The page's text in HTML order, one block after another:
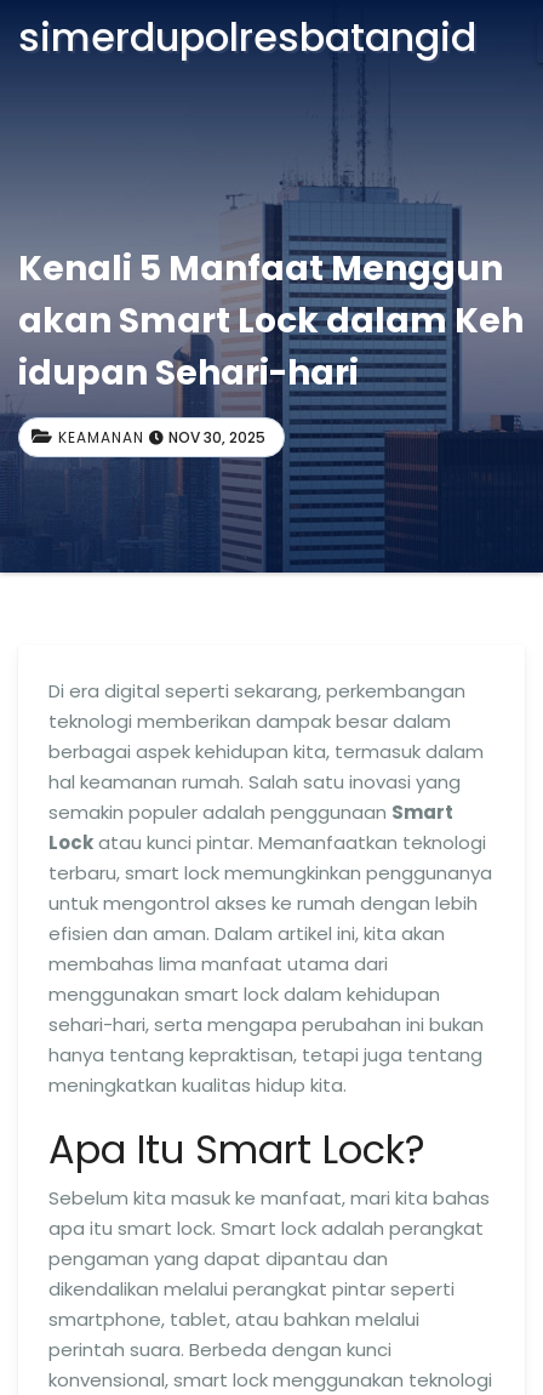
simerdupolresbatangid
Kenali 5 Manfaat Menggun
akan Smart Lock dalam Keh
idupan Sehari-hari
KEAMANAN NOV 30, 2025
Di era digital seperti sekarang, perkembangan
teknologi memberikan dampak besar dalam
berbagai aspek kehidupan kita, termasuk dalam
hal keamanan rumah. Salah satu inovasi yang
semakin populer adalah penggunaan Smart
Lockatau kunci pintar. Memanfaatkan teknologi
terbaru, smart lock memungkinkan penggunanya
untuk mengontrol akses ke rumah dengan lebih
efisien dan aman. Dalam artikel ini, kita akan
membahas lima manfaat utama dari
menggunakan smart lock dalam kehidupan
sehari-hari, serta mengapa perubahan ini bukan
hanya tentang kepraktisan, tetapi juga tentang
meningkatkan kualitas hidup kita.
Apa Itu Smart Lock?
Sebelum kita masuk ke manfaat, mari kita bahas
apa itu smart lock. Smart lock adalah perangkat
pengaman yang dapat dipantau dan
dikendalikan melalui perangkat pintar seperti
smartphone, tablet, atau bahkan melalui
perintah suara. Berbeda dengan kunci
konvensional, smart lock menggunakan teknologi